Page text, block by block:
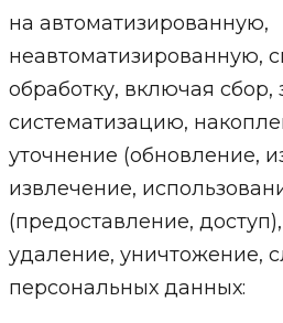
на автоматизированную,
неавтоматизированную,
обработку, включая сбор,
систематизацию,
уточнение (обновление,
извлечение,
(предоставление,
удаление, уничтожение,
персональных данных: